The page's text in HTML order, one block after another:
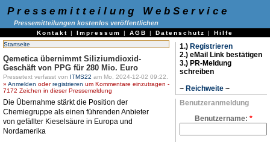
Pressemitteilung WebService
Pressemitteilungen kostenlos veröffentlichen
Kontakt | Impressum | AGB | Datenschutz | Hilfe
Startseite
Qemetica übernimmt Siliziumdioxid-
Geschäft von PPG für 280 Mio. Euro
Pressetext verfasst von ITMS22 am Mo, 2024-12-02 09:22.
» Anmelden oderregistrieren um Kommentare einzutragen -
7172 Zeichen in dieser Pressemeldung
Die Übernahme stärkt die Position der
Chemiegruppe als einen führenden Anbieter
von gefällter Kieselsäure in Europa und
Nordamerika
1.) Registrieren
2.) eMail Link bestätigen
3.) PR-Meldung
schreiben
~ Reichweite ~
Benutzeranmeldung
Benutzername: *